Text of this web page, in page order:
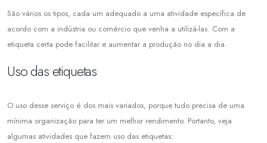
São vários os tipos, cada um adequado a uma atividade específica de
acordo com a indústria ou comércio que venha a utilizá-las. Com a
etiqueta certa pode facilitar e aumentar a produção no dia a dia.
Uso das etiquetas
O uso desse serviço é dos mais variados, porque tudo precisa de uma
mínima organização para ter um melhor rendimento. Portanto, veja
algumas atividades que fazem uso das etiquetas: